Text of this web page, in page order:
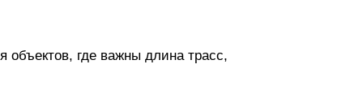
где важны длина трасс,